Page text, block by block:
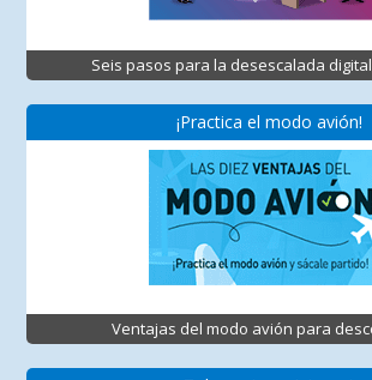
Seis pasos para la desescalada
¡Practica el modo avión!
Ventajas del modo avión para